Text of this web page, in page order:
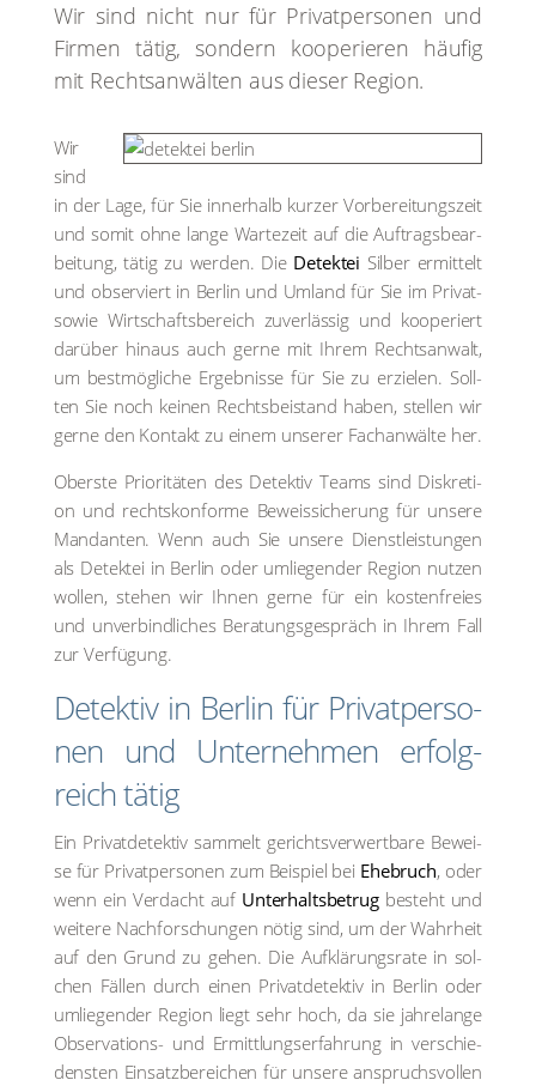
Wir sind nicht nur für Pri­vat­per­so­nen und
Fir­men tätig, son­dern koope­rie­ren häu­fig
mit Rechts­an­wäl­ten aus die­ser Regi­on.
Wir
sind
in der Lage, für Sie inner­halb kur­zer Vor­be­rei­tungs­zeit
und somit ohne lan­ge War­te­zeit auf die Auf­trags­be­ar­
bei­tung, tätig zu wer­den. Die Detek­tei Sil­ber ermit­telt
und obser­viert in Ber­lin und Umland für Sie im Pri­vat-
sowie Wirt­schafts­be­reich zuver­läs­sig und koope­riert
dar­über hin­aus auch ger­ne mit Ihrem Rechts­an­walt,
um best­mög­li­che Ergeb­nis­se für Sie zu erzie­len. Soll­
ten Sie noch kei­nen Rechts­bei­stand haben, stel­len wir
ger­ne den Kon­takt zu einem unse­rer Fach­an­wäl­te her.
Obers­te Prio­ri­tä­ten des Detek­tiv Teams sind Dis­kre­ti­
on und rechts­kon­for­me Beweis­si­che­rung für unse­re
Man­dan­ten. Wenn auch Sie unse­re Dienst­leistungen
als Detek­tei in Ber­lin oder umlie­gen­der Regi­on nut­zen
wol­len, ste­hen wir Ihnen ger­ne für ein kos­ten­frei­es
und unver­bind­li­ches Bera­tungs­ge­spräch in Ihrem Fall
zur Ver­fü­gung.
Detek­tiv in Ber­lin für Pri­vat­per­so­
nen und Unter­neh­men erfolg­
reich tätig
Ein Pri­vat­de­tek­tiv sam­melt gerichts­ver­wert­ba­re Bewei­
se für Pri­vat­per­so­nen zum Bei­spiel bei Ehe­bruch, oder
wenn ein Ver­dacht auf Unter­halts­be­trugbesteht und
wei­te­re Nach­for­schun­gen nötig sind, um der Wahr­heit
auf den Grund zu gehen. Die Auf­klä­rungs­ra­te in sol­
chen Fäl­len durch einen Pri­vat­de­tek­tiv in Ber­lin oder
umlie­gen­der Regi­on liegt sehr hoch, da sie jah­re­lan­ge
Obser­va­tions- und Ermitt­lungs­er­fah­rung in ver­schie­
dens­ten Ein­satz­be­rei­chen für unse­re anspruchs­vol­len